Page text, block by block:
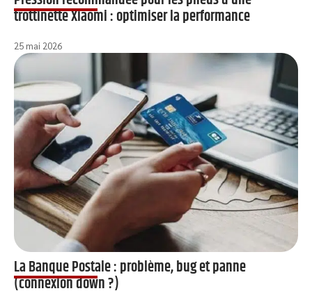
trottinette Xiaomi : optimiser la performance
25 mai 2026
La Banque Postale : problème, bug et panne
(connexion down ?)